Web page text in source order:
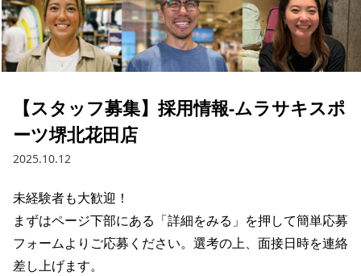
CONTENTS
ブランド一覧
特集一覧
SUPPORT
ご利用ガイド
会員ランク
アフターサポート
【スタッフ募集】採用情報-ムラサキスポ
ーツ堺北花田店
2025.10.12
未経験者も大歓迎！
まずはページ下部にある「詳細をみる」を押して簡単応募
フォームよりご応募ください。選考の上、面接日時を連絡
差し上げます。